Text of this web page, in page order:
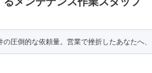
の圧倒的な依頼量。営業で挫折したあなたへ